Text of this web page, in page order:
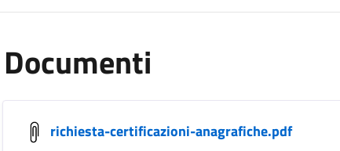
Documenti
richiesta-certificazioni-anagrafiche.pdf